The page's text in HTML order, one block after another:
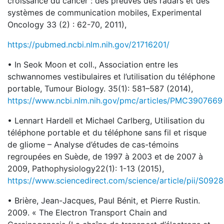
systèmes de communication mobiles, Experimental
Oncology 33 (2) : 62-70, 2011),
https://pubmed.ncbi.nlm.nih.gov/21716201/
• In Seok Moon et coll., Association entre les
schwannomes vestibulaires et l’utilisation du téléphone
portable, Tumour Biology. 35(1): 581–587 (2014),
https://www.ncbi.nlm.nih.gov/pmc/articles/PMC3907669
• Lennart Hardell et Michael Carlberg, Utilisation du
téléphone portable et du téléphone sans fil et risque
de gliome – Analyse d’études de cas-témoins
regroupées en Suède, de 1997 à 2003 et de 2007 à
2009, Pathophysiology22(1): 1-13 (2015),
https://www.sciencedirect.com/science/article/pii/
• Brière, Jean-Jacques, Paul Bénit, et Pierre Rustin.
2009. « The Electron Transport Chain and